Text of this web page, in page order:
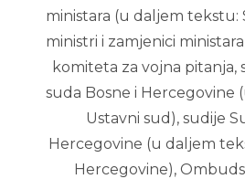
ministara (u daljem tekstu:
ministri i zamjenici
komiteta za vojna pitanja,
suda Bosne i Hercegovine
Ustavni sud), sudije
Hercegovine (u daljem
Hercegovine),